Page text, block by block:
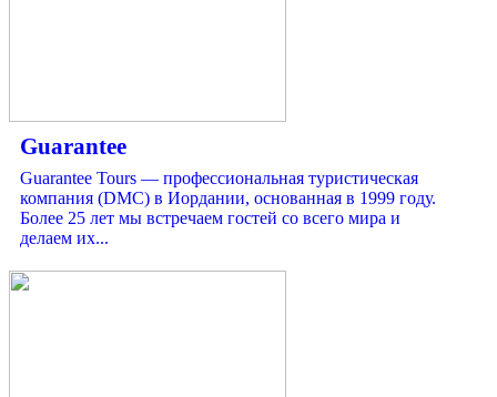
Guarantee
Guarantee Tours — профессиональная туристическая
компания (DMC) в Иордании, основанная в 1999 году.
Более 25 лет мы встречаем гостей со всего мира и
делаем их...